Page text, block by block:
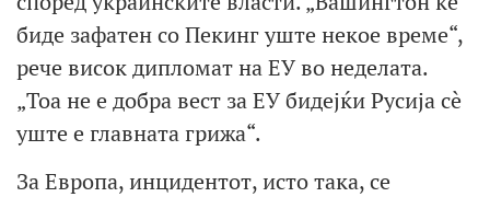
биде зафатен со Пекинг уште некое време“,
рече висок дипломат на ЕУ во неделата.
„Тоа не е добра вест за ЕУ бидејќи Русија сè
уште е главната грижа“.
За Европа, инцидентот, исто така, се